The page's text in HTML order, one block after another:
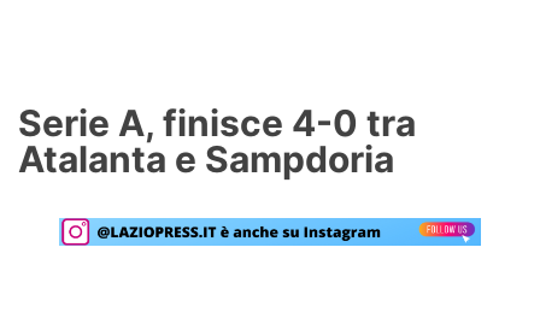
Formello
Primavera
Serie A, finisce 4-0 tra
Atalanta e Sampdoria